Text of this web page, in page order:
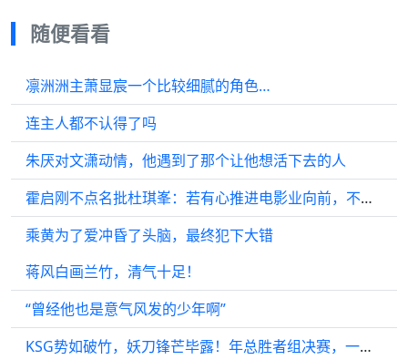
随便看看
凛洲洲主萧显宸一个比较细腻的角色…
连主人都不认得了吗
朱厌对文潇动情，他遇到了那个让他想活下去的人
霍启刚不点名批杜琪峯：若有心推进电影业向前，不应在外媒唱衰香港
乘黄为了爱冲昏了头脑，最终犯下大错
蒋风白画兰竹，清气十足！
“曾经他也是意气风发的少年啊”
KSG势如破竹，妖刀锋芒毕露！年总胜者组决赛，一骑绝尘，LGDNBW难挡其锋。 妖刀剑指冠军，这势头，简直让人屏息！